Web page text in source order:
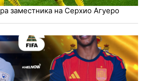
заместника на Серхио Агуеро